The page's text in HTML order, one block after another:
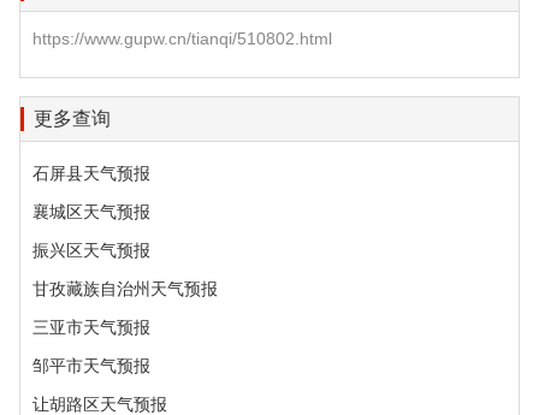
https://www.gupw.cn/tianqi/510802.html
更多查询
石屏县天气预报
襄城区天气预报
振兴区天气预报
甘孜藏族自治州天气预报
三亚市天气预报
邹平市天气预报
让胡路区天气预报